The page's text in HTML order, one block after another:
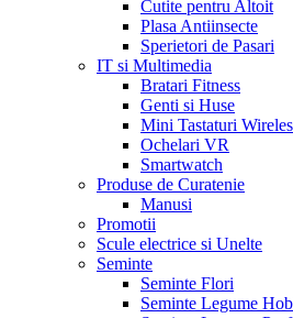
Cutite pentru Altoit
Plasa Antiinsecte
Sperietori de Pasari
IT si Multimedia
Bratari Fitness
Genti si Huse
Mini Tastaturi
Ochelari VR
Smartwatch
Produse de Curatenie
Manusi
Promotii
Scule electrice si Unelte
Seminte
Seminte Flori
Seminte Legume